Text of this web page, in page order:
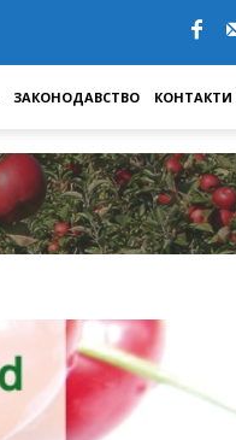
ЗАКОНОДАВСТВО КОНТАКТИ